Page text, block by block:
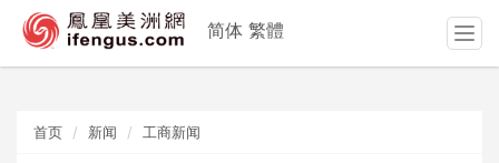
首页 新闻 工商新闻
简体 繁體
T
o